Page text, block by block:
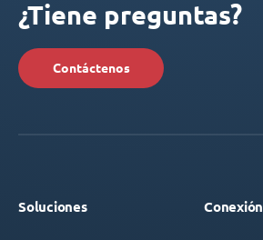
¿Tiene preguntas?
Contáctenos
Soluciones Conexión